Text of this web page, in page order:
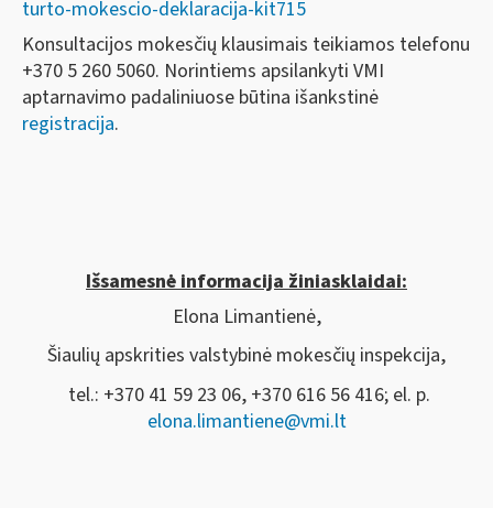
turto-mokescio-deklaracija-kit715
Konsultacijos mokesčių klausimais teikiamos telefonu
+370 5 260 5060. Norintiems apsilankyti VMI
aptarnavimo padaliniuose būtina išankstinė
registracija.
Išsamesnė informacija žiniasklaidai:
Elona Limantienė,
Šiaulių apskrities valstybinė mokesčių inspekcija,
tel.: +370 41 59 23 06, +370 616 56 416; el. p.
elona.limantiene@vmi.lt